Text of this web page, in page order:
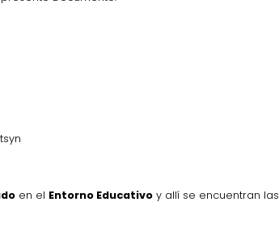
en el Entorno Educativo y allí se encuentran las